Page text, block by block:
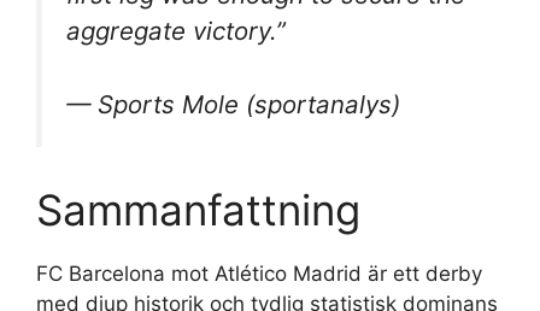
aggregate victory.”
— Sports Mole (sportanalys)
Sammanfattning
FC Barcelona mot Atlético Madrid är ett derby
med djup historik och tydlig statistisk dominans